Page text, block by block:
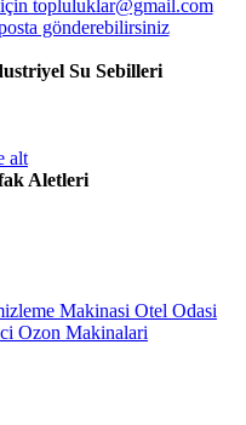
Su Sebilleri
Aletleri